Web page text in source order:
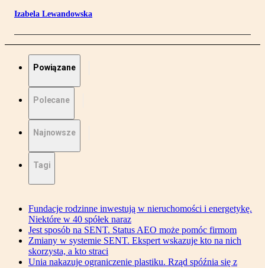
Izabela Lewandowska
Powiązane
Polecane
Najnowsze
Tagi
Fundacje rodzinne inwestują w nieruchomości i energetykę.
Niektóre w 40 spółek naraz
Jest sposób na SENT. Status AEO może pomóc firmom
Zmiany w systemie SENT. Ekspert wskazuje kto na nich
skorzysta, a kto straci
Unia nakazuje ograniczenie plastiku. Rząd spóźnia się z